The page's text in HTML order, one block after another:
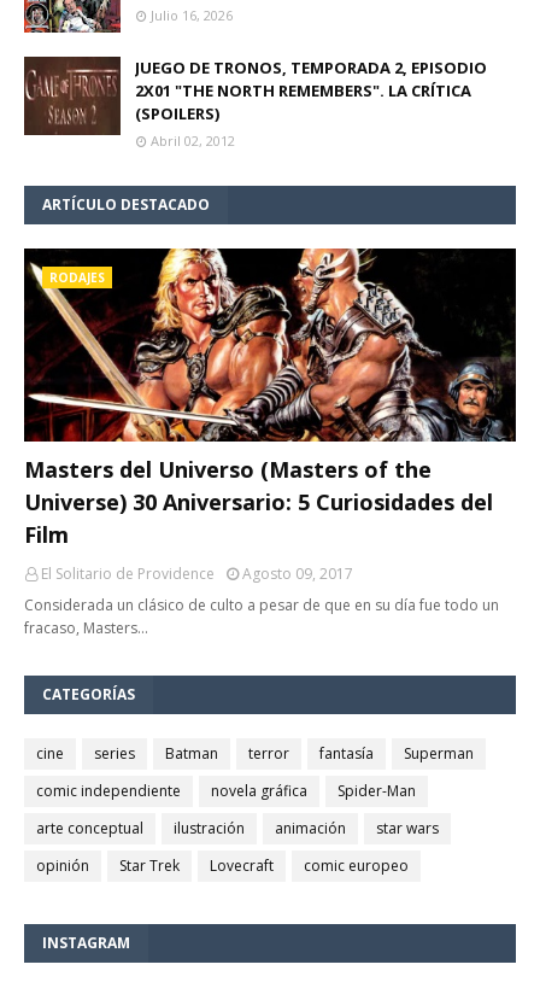
Julio 16, 2026
JUEGO DE TRONOS, TEMPORADA 2, EPISODIO
2X01 "THE NORTH REMEMBERS". LA CRÍTICA
(SPOILERS)
Abril 02, 2012
ARTÍCULO DESTACADO
RODAJES
Masters del Universo (Masters of the
Universe) 30 Aniversario: 5 Curiosidades del
Film
El Solitario de Providence
Agosto 09, 2017
Considerada un clásico de culto a pesar de que en su día fue todo un
fracaso, Masters…
CATEGORÍAS
cine series Batman terror fantasía
Superman
comic independiente
novela gráfica
Spider-Man
arte conceptual
ilustración animación
star wars
opinión
Star Trek Lovecraft comic europeo
INSTAGRAM